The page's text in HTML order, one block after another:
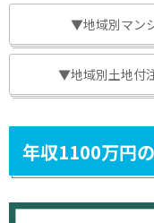
▼地域別マン
▼地域別土地付
年収1100万円